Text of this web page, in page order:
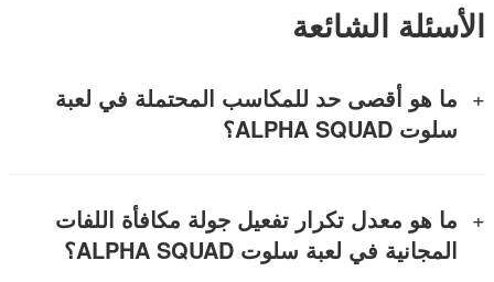
الأسئلة الشائعة
ما هو أقصى حد للمكاسب المحتملة في لعبة
سلوت ALPHA SQUAD؟
ما هو معدل تكرار تفعيل جولة مكافأة اللفات
المجانية في لعبة سلوت ALPHA SQUAD؟